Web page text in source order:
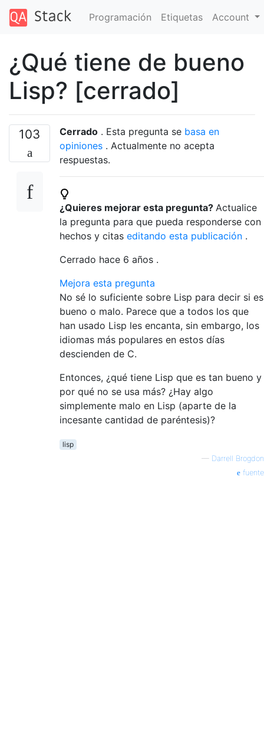
Programación Etiquetas Account
¿Qué tiene de bueno
Lisp? [cerrado]
103 Cerrado . Esta pregunta se basa en
opiniones . Actualmente no acepta
respuestas.
¿Quieres mejorar esta pregunta? Actualice
la pregunta para que pueda responderse con
hechos y citas editando esta publicación .
Cerrado hace 6 años .
Mejora esta pregunta
No sé lo suficiente sobre Lisp para decir si es
bueno o malo. Parece que a todos los que
han usado Lisp les encanta, sin embargo, los
idiomas más populares en estos días
descienden de C.
Entonces, ¿qué tiene Lisp que es tan bueno y
por qué no se usa más? ¿Hay algo
simplemente malo en Lisp (aparte de la
incesante cantidad de paréntesis)?
lisp
— Darrell Brogdon
fuente